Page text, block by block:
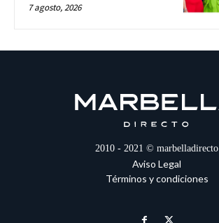
7 agosto, 2026
2010 - 2021 © marbelladirecto
Aviso Legal
Términos y condiciones